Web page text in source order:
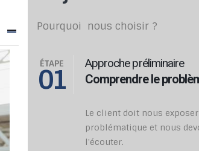
Pourquoi nous choisir ?
ÉTAPE
01
Approche préliminaire
Comprendre le
Le client doit nous
problématique et nous
l'écouter.